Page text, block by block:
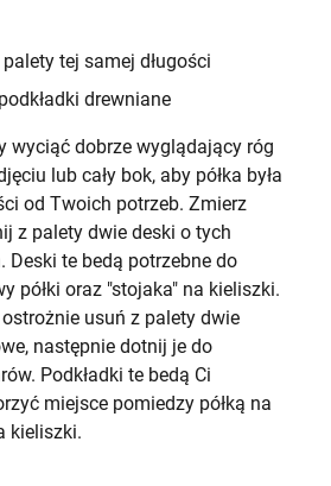
tej samej długości
drewniane
wyciąć dobrze wyglądający róg
lub cały bok, aby półka była
od Twoich potrzeb. Zmierz
z palety dwie deski o tych
Deski te bedą potrzebne do
półki oraz "stojaka" na kieliszki.
ostrożnie usuń z palety dwie
następnie dotnij je do
Podkładki te bedą Ci
miejsce pomiedzy półką na
kieliszki.